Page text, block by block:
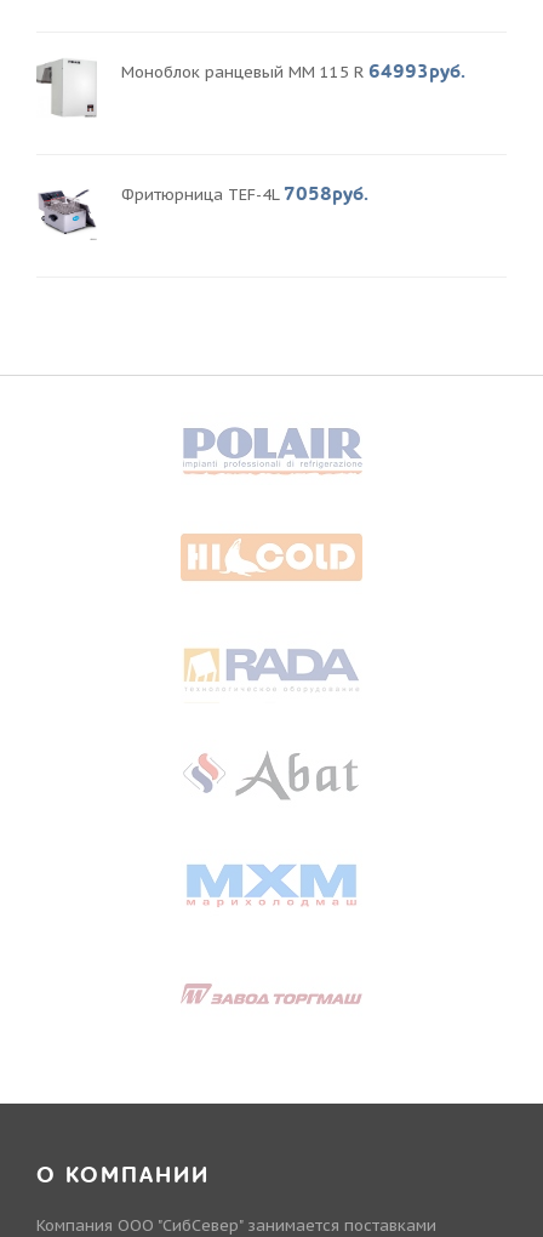
Моноблок ранцевый MM 115 R 64993руб.
Фритюрница TEF-4L 7058руб.
О КОМПАНИИ
Компания ООО "СибСевер" занимается поставками